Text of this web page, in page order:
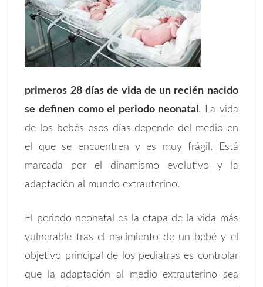
primeros 28 días de vida de un recién nacido
se definen como el periodo neonatal . La vida
de los bebés esos días depende del medio en
el que se encuentren y es muy frágil. Está
marcada por el dinamismo evolutivo y la
adaptación al mundo extrauterino.
El periodo neonatal es la etapa de la vida más
vulnerable tras el nacimiento de un bebé y el
objetivo principal de los pediatras es controlar
que la adaptación al medio extrauterino sea